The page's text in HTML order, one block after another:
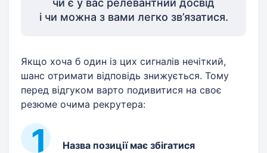
чи є у вас релевантний досвід
і чи можна з вами легко зв’язатися.
Якщо хоча б один із цих сигналів нечіткий,
шанс отримати відповідь знижується. Тому
перед відгуком варто подивитися на своє
резюме очима рекрутера:
Назва позиції має збігатися